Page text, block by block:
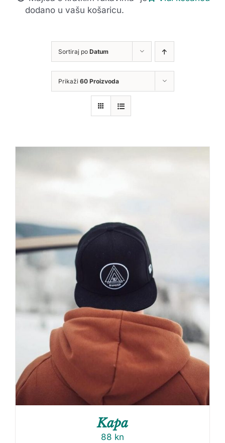
dodano u vašu košaricu.
Sortiraj po Datum
Prikaži 60 Proizvoda
Kapa
88 kn